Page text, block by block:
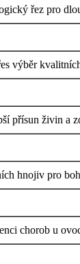
řez pro
výběr
přísun živin a
hnojiv pro
chorob u